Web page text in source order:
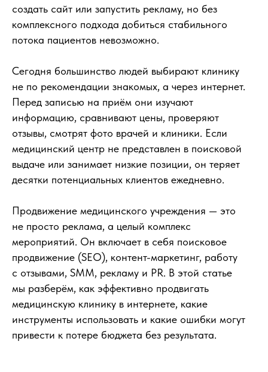
создать сайт или запустить рекламу, но без
комплексного подхода добиться стабильного
потока пациентов невозможно.
Сегодня большинство людей выбирают клинику
не по рекомендации знакомых, а через интернет.
Перед записью на приём они изучают
информацию, сравнивают цены, проверяют
отзывы, смотрят фото врачей и клиники. Если
медицинский центр не представлен в поисковой
выдаче или занимает низкие позиции, он теряет
десятки потенциальных клиентов ежедневно.
Продвижение медицинского учреждения — это
не просто реклама, а целый комплекс
мероприятий. Он включает в себя поисковое
продвижение (SEO), контент-маркетинг, работу
с отзывами, SMM, рекламу и PR. В этой статье
мы разберём, как эффективно продвигать
медицинскую клинику в интернете, какие
инструменты использовать и какие ошибки могут
привести к потере бюджета без результата.